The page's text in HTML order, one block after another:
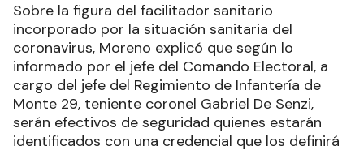
Sobre la figura del facilitador sanitario
incorporado por la situación sanitaria del
coronavirus, Moreno explicó que según lo
informado por el jefe del Comando Electoral, a
cargo del jefe del Regimiento de Infantería de
Monte 29, teniente coronel Gabriel De Senzi,
serán efectivos de seguridad quienes estarán
identificados con una credencial que los definirá